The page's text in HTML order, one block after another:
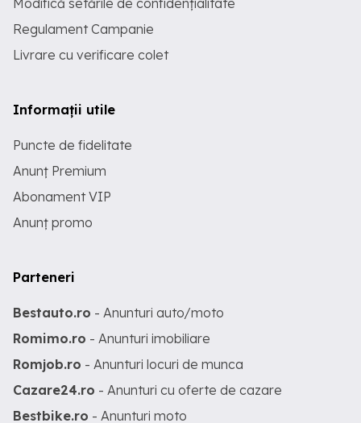
Modifică setările de confidențialitate
Regulament Campanie
Livrare cu verificare colet
Informații utile
Puncte de fidelitate
Anunț Premium
Abonament VIP
Anunț promo
Parteneri
Bestauto.ro - Anunturi auto/moto
Romimo.ro - Anunturi imobiliare
Romjob.ro - Anunturi locuri de munca
Cazare24.ro - Anunturi cu oferte de cazare
Bestbike.ro - Anunturi moto